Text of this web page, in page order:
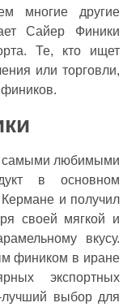
многие другие
Сайер Финики
Те, кто ищет
или торговли,
самыми любимыми
в основном
и получил
своей мягкой и
вкусу.
фиником в иране
экспортных
выбор для